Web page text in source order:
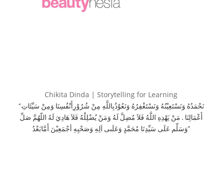
Chikita Dinda | Storytelling for Learning
“نَحْمَدُهُ وَنَسْتَعِيْنُهُ وَنَسْتَغْفِرُهُ وَنَعُوْذُبِاللَّهِ مِنْ شُرُوْرِأَنْفُسِنَا وَمِنْ سَيِّئَاتِ
أَعْمَالِنَا . مَنْ يَهْدِهِ اللَّهُ فَلاَ مُضِلَّ لَهُ وَمَنْ يُضْلِلْهُ فَلاَ هَادِيَ لَهُ اللّهُمَّ صَلِّ
وَسَلِّم عَلَى سَيِّدِنَا مُحَمَّدٍ وَعَلَىى اَلِهِ وَصَحْبِهِ أجْمَعِيْنَ أَمَّابَعْدُ”